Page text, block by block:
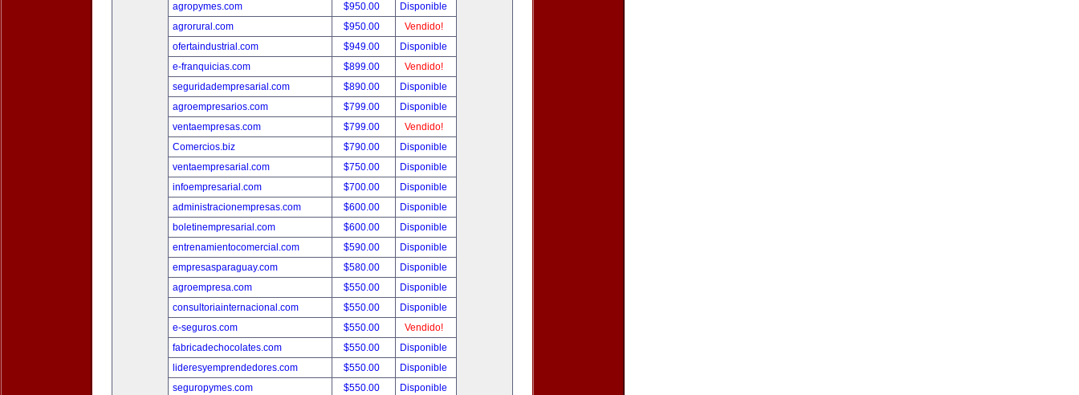
agropymes.com
$950.00
Disponible
agrorural.com
$950.00
Vendido!
ofertaindustrial.com
$949.00
Disponible
e-franquicias.com
$899.00
Vendido!
seguridadempresarial.com
$890.00
Disponible
agroempresarios.com
$799.00
Disponible
ventaempresas.com
$799.00
Vendido!
Comercios.biz
$790.00
Disponible
ventaempresarial.com
$750.00
Disponible
infoempresarial.com
$700.00
Disponible
administracionempresas.com
$600.00
Disponible
boletinempresarial.com
$600.00
Disponible
entrenamientocomercial.com
$590.00
Disponible
empresasparaguay.com
$580.00
Disponible
agroempresa.com
$550.00
Disponible
consultoriainternacional.com
$550.00
Disponible
e-seguros.com
$550.00
Vendido!
fabricadechocolates.com
$550.00
Disponible
lideresyemprendedores.com
$550.00
Disponible
seguropymes.com
$550.00
Disponible